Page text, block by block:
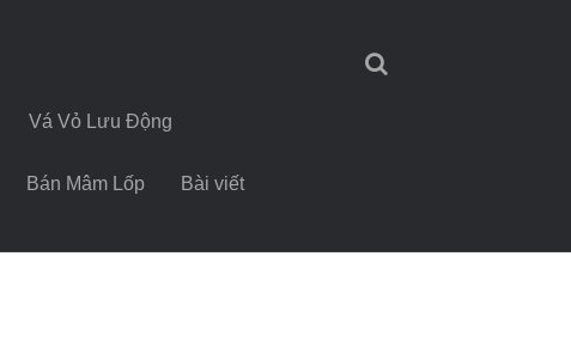
Vá Vỏ Lưu Động
Bán Mâm Lốp Bài viết